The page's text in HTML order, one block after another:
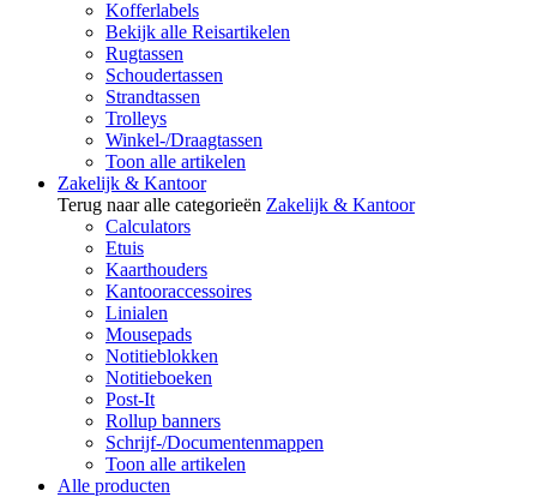
Kofferlabels
Bekijk alle Reisartikelen
Rugtassen
Schoudertassen
Strandtassen
Trolleys
Winkel-/Draagtassen
Toon alle artikelen
Zakelijk & Kantoor
Terug naar alle categorieën Zakelijk & Kantoor
Calculators
Etuis
Kaarthouders
Kantooraccessoires
Linialen
Mousepads
Notitieblokken
Notitieboeken
Post-It
Rollup banners
Schrijf-/Documentenmappen
Toon alle artikelen
Alle producten